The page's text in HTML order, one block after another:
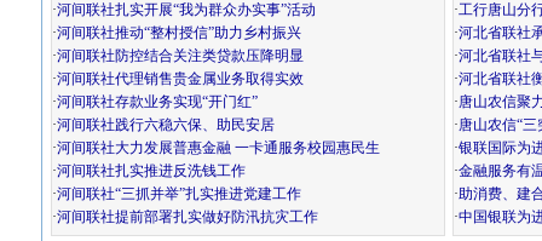
·河间联社扎实开展“我为群众办实事”活动
·河间联社推动“整村授信”助力乡村振兴
·河间联社防控结合关注类贷款压降明显
·河间联社代理销售贵金属业务取得实效
·河间联社存款业务实现“开门红”
·河间联社践行六稳六保、助民安居
·河间联社大力发展普惠金融 一卡通服务校园惠民生
·河间联社扎实推进反洗钱工作
·河间联社“三抓并举”扎实推进党建工作
·河间联社提前部署扎实做好防汛抗灾工作
·工行唐山分
·河北省联社
·河北省联社
·河北省联社
·唐山农信聚
·唐山农信“
·银联国际为
·金融服务有
·助消费、建
·中国银联为